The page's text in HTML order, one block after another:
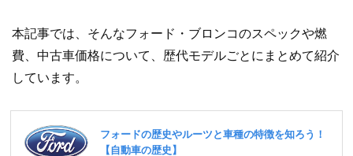
本記事では、そんなフォード・ブロンコのスペックや燃
費、中古車価格について、歴代モデルごとにまとめて紹介
しています。